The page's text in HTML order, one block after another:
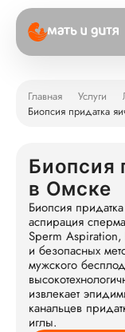
Главная Услуги
Биопсия придатка
Биопсия
в Омске
Биопсия
аспирация
Sperm
и безопасных
мужского
извлекает
канальцев
иглы.